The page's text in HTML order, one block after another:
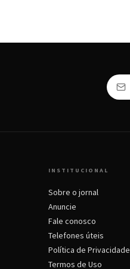
INSTITUCIONAL
Sobre o jornal
Anuncie
Fale conosco
Telefones úteis
Política de Privacidade
Termos de Uso